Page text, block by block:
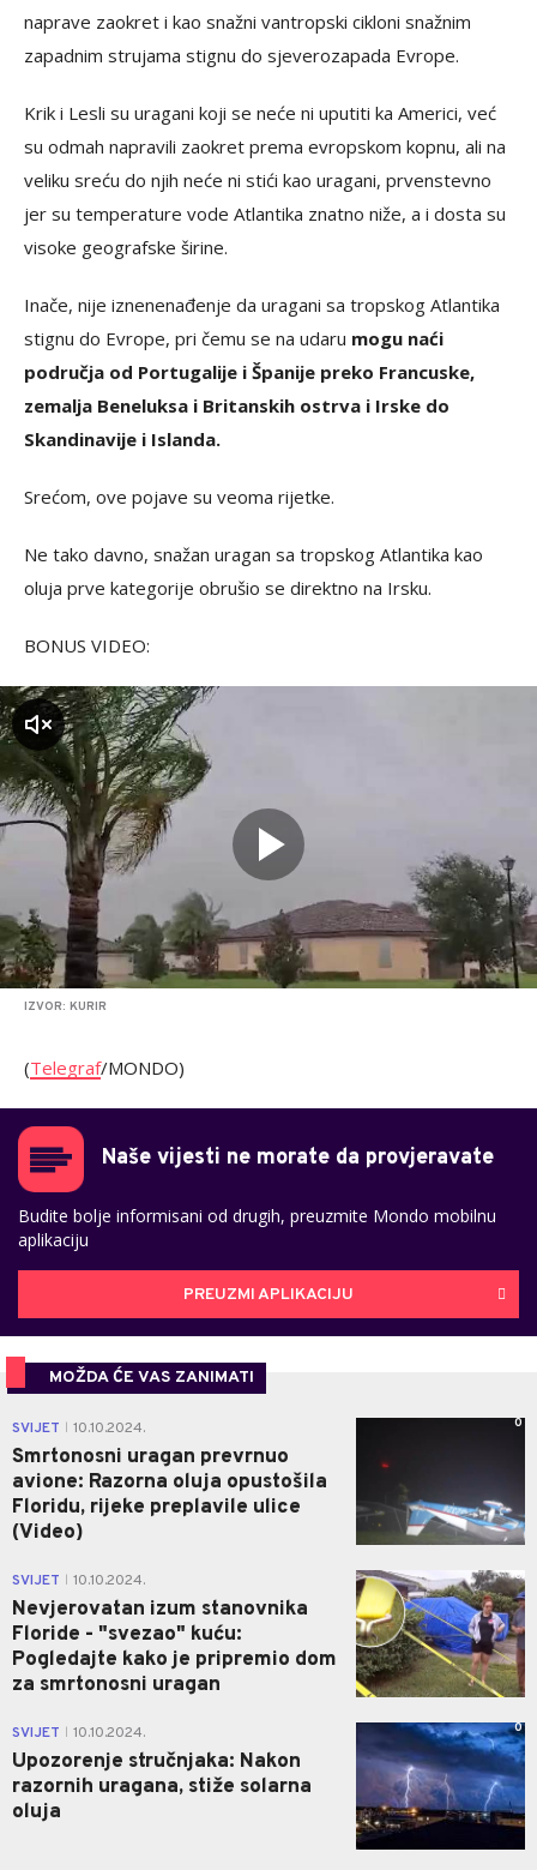
naprave zaokret i kao snažni vantropski cikloni snažnim
zapadnim strujama stignu do sjeverozapada Evrope.
Krik i Lesli su uragani koji se neće ni uputiti ka Americi, već
su odmah napravili zaokret prema evropskom kopnu, ali na
veliku sreću do njih neće ni stići kao uragani, prvenstevno
jer su temperature vode Atlantika znatno niže, a i dosta su
visoke geografske širine.
Inače, nije iznenenađenje da uragani sa tropskog Atlantika
stignu do Evrope, pri čemu se na udaru mogu naći
područja od Portugalije i Španije preko Francuske,
zemalja Beneluksa i Britanskih ostrva i Irske do
Skandinavije i Islanda.
Srećom, ove pojave su veoma rijetke.
Ne tako davno, snažan uragan sa tropskog Atlantika kao
oluja prve kategorije obrušio se direktno na Irsku.
BONUS VIDEO:
IZVOR: KURIR
(Telegraf/MONDO)
Naše vijesti ne morate da provjeravate
Budite bolje informisani od drugih, preuzmite Mondo mobilnu
aplikaciju
PREUZMI APLIKACIJU
MOŽDA ĆE VAS ZANIMATI
SVIJET 10.10.2024.
Smrtonosni uragan prevrnuo
avione: Razorna oluja opustošila
Floridu, rijeke preplavile ulice
(Video)
0
SVIJET 10.10.2024.
Nevjerovatan izum stanovnika
Floride - "svezao" kuću:
Pogledajte kako je pripremio dom
za smrtonosni uragan
0
SVIJET 10.10.2024.
Upozorenje stručnjaka: Nakon
razornih uragana, stiže solarna
oluja
0